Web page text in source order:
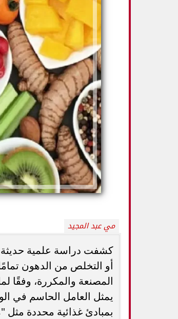
مي عبد المجيد
كشفت دراسة علمية
أو التخلص من الدهون
المصنعة والمكررة، وفقًا
يمثل العامل الحاسم في
بمبادئ غذائية محددة
5 خطوات بسيطة تحميك من السكري
وأمراض القلب وارتفاع ضغط الدم